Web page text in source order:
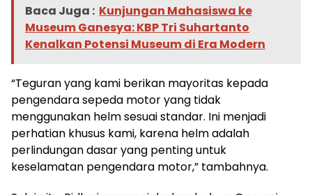
Baca Juga : Kunjungan Mahasiswa ke
Museum Ganesya: KBP Tri Suhartanto
Kenalkan Potensi Museum di Era Modern
“Teguran yang kami berikan mayoritas kepada
pengendara sepeda motor yang tidak
menggunakan helm sesuai standar. Ini menjadi
perhatian khusus kami, karena helm adalah
perlindungan dasar yang penting untuk
keselamatan pengendara motor,” tambahnya.